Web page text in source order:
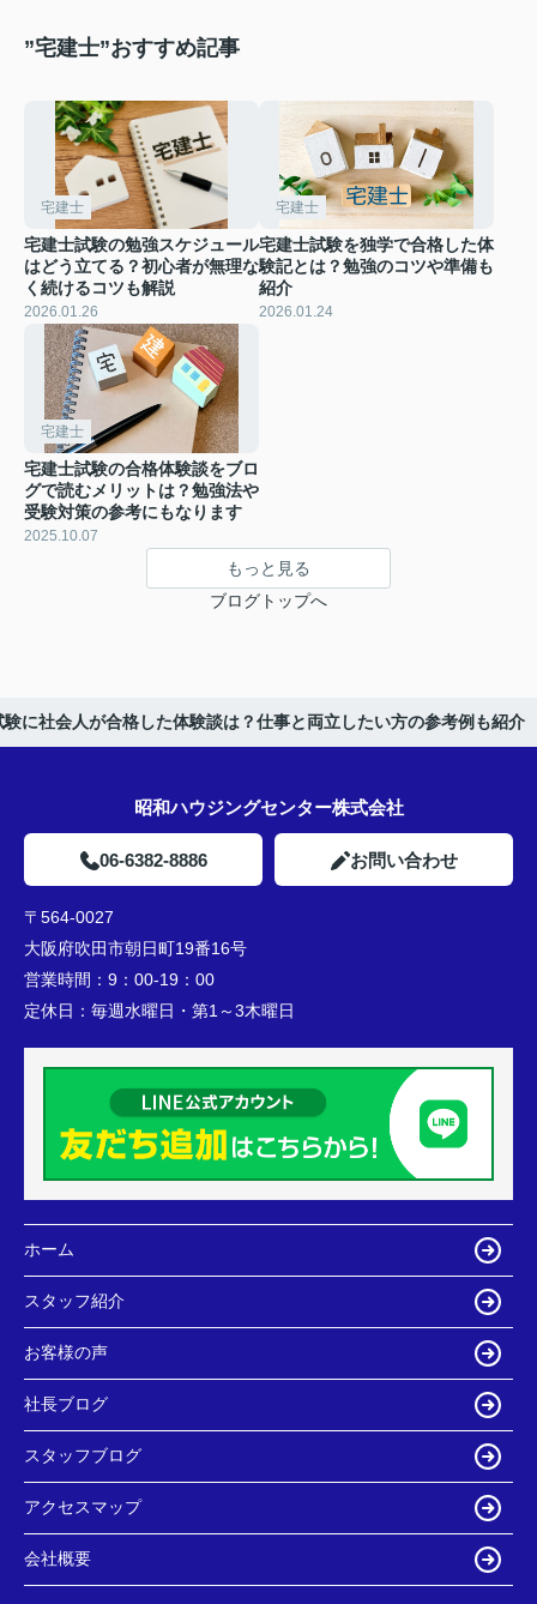
”宅建士”おすすめ記事
宅建士
宅建士試験の勉強スケジュール
はどう立てる？初心者が無理な
く続けるコツも解説
2026.01.26
宅建士
宅建士試験を独学で合格した体
験記とは？勉強のコツや準備も
紹介
2026.01.24
宅建士
宅建士試験の合格体験談をブロ
グで読むメリットは？勉強法や
受験対策の参考にもなります
2025.10.07
もっと見る
ブログトップへ
験に社会人が合格した体験談は？仕事と両立したい方の参考例も紹介
昭和ハウジングセンター株式会社
06-6382-8886 お問い合わせ
〒564-0027
大阪府吹田市朝日町19番16号
営業時間： 9：00-19：00
定休日： 毎週水曜日・第1～3木曜日
ホーム
スタッフ紹介
お客様の声
社長ブログ
スタッフブログ
アクセスマップ
会社概要